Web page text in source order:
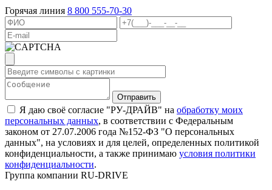
Горячая линия 8 800 555-70-30
Я даю своё согласие "РУ-ДРАЙВ" на обработку моих
персональных данных, в соответствии с Федеральным
законом от 27.07.2006 года №152-ФЗ "О персональных
данных", на условиях и для целей, определенных политикой
конфиденциальности, а также принимаю условия политики
конфиденциальности.
Группа компании RU-DRIVE